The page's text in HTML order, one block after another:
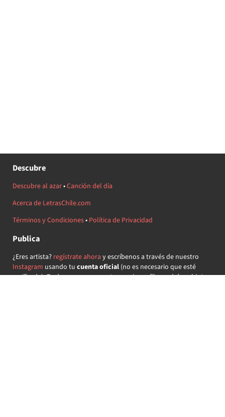
Descubre
Descubre al azar•Canción del día
Acerca de LetrasChile.com
Términos y Condiciones• Política de Privacidad
Publica
¿Eres artista? regístrate ahora y escríbenos a través de nuestro
Instagram usando tu cuenta oficial(no es necesario que esté
verificada) ¡Te daremos acceso a tu propio perfil y podrás subir tus